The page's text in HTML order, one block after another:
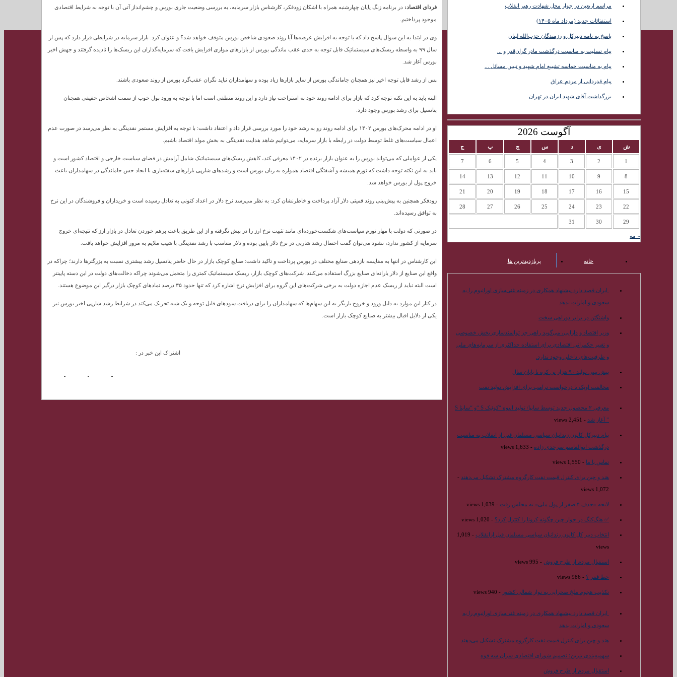
فردای اقتصاد: در برنامه زنگ پایان چهارشنبه همراه با اشکان زودفکر، کارشناس بازار سرمایه، به بررسی وضعیت جاری بورس و چشم‌انداز آتی آن با توجه به شرایط اقتصادی
موجود پرداختیم.
وی در ابتدا به این سوال پاسخ داد که با توجه به افزایش عرضه‌ها آیا روند صعودی شاخص بورس متوقف خواهد شد؟ و عنوان کرد: بازار سرمایه در شرایطی قرار دارد که پس از
سال ۹۹ به واسطه ریسک‌های سیستماتیک قابل توجه به حدی عقب ماندگی بورس از بازارهای موازی افزایش یافت که سرمایه‌گذاران این ریسک‌ها را نادیده گرفتند و جهش اخیر
بورس آغاز شد.
پس از رشد قابل توجه اخیر نیز همچنان جاماندگی بورس از سایر بازارها زیاد بوده و سهامداران نباید نگران عقب‌گرد بورس از روند صعودی باشند.
البته باید به این نکته توجه کرد که بازار برای ادامه روند خود به استراحت نیاز دارد و این روند منطقی است اما با توجه به ورود پول خوب از سمت اشخاص حقیقی همچنان
پتانسیل برای رشد بورس وجود دارد.
او در ادامه محرک‌های بورس ۱۴۰۲ برای ادامه روند رو به رشد خود را مورد بررسی قرار داد و اعتقاد داشت: با توجه به افزایش مستمر نقدینگی به نظر می‌رسد در صورت عدم
اعمال سیاست‌های غلط توسط دولت در رابطه با بازار سرمایه، می‌توانیم شاهد هدایت نقدینگی به بخش مولد اقتصاد باشیم.
یکی از عواملی که می‌تواند بورس را به عنوان بازار برنده در ۱۴۰۲ معرفی کند، کاهش ریسک‌های سیستماتیک شامل آرامش در فضای سیاست خارجی و اقتصاد کشور است و
باید به این نکته توجه داشت که تورم همیشه و آشفتگی اقتصاد همواره به زیان بورس است و رشدهای شارپی بازارهای سفته‌بازی با ایجاد حس جاماندگی در سهامداران باعث
خروج پول از بورس خواهد شد.
زودفکر همچنین به پیش‌بینی روند قمیتی دلار آزاد پرداخت و خاطرنشان کرد: به نظر می‌رسد نرخ دلار در اعداد کنونی به تعادل رسیده است و خریداران و فروشندگان در این نرخ
به توافق رسیده‌اند.
در صورتی که دولت با مهار تورم سیاست‌های شکست‌خورده‌ای مانند تثبیت نرخ ارز را در پیش نگرفته و از این طریق باعث برهم خوردن تعادل در بازار ارز که نتیجه‌ای خروج
سرمایه از کشور ندارد، نشود می‌توان گفت احتمال رشد شارپی در نرخ دلار پایین بوده و دلار متناسب با رشد نقدینگی با شیب ملایم به مرور افزایش خواهد یافت.
این کارشناس در انتها به مقایسه بازدهی صنایع مختلف در بورس پرداخت و تاکید داشت: صنایع کوچک بازار در حال حاضر پتانسیل رشد بیشتری نسبت به بزرگترها دارند؛ چراکه در
واقع این صنایع از دلار یارانه‌ای صنایع بزرگ استفاده می‌کنند. شرکت‌های کوچک بازار، ریسک سیستماتیک کمتری را متحمل می‌شوند چراکه دخالت‌های دولت در این دسته پایینتر
است البته نباید از ریسک عدم اجازه دولت به برخی شرکت‌های این گروه برای افزایش نرخ اشاره کرد که تنها حدود ۳۵ درصد نمادهای کوچک بازار درگیر این موضوع هستند.
در کنار این موارد به دلیل ورود و خروج بازیگر به این سهام‌ها که سهامداران را برای دریافت سودهای قابل توجه و یک شبه تحریک می‌کند در شرایط رشد شارپی اخیر بورس نیز
یکی از دلایل اقبال بیشتر به صنایع کوچک بازار است.
اشتراک این خبر در :
مراسم اربعین در جوار محل شهادت رهبر انقلاب
استفتائات جدید (مرداد ماه ۱۴۰۵)
پاسخ به نامه دبیرکل و رزمندگان حزب‌الله لبنان
پیام تسلیت به مناسبت درگذشت مادر گران‌قدر و ...
پیام به مناسبت حماسه تشییع امام شهید و تبیین مسائل ...
پیام قدردانی از مردم عراق
بزرگداشت آقای شهید ایران در تهران
آگوست 2026
ش ی د س چ پ ج
1
2
3
4
5
6
7
8
9
10
11
12
13
14
15
16
17
18
19
20
21
22
23
24
25
26
27
28
29
30
31
« مه
خانه پربازدیدترین ها
ایران قصد دارد پیشنهاد همکاری در زمینه غنی‌سازی اورانیوم را به
سعودی و امارات بدهد
واشنگتن در برابر دوراهی سخت
وزیر اقتصاد و دارایی، می‌گوید راهی جز توانمندسازی بخش خصوصی
و تغییر حکمرانی اقتصادی برای استفاده حداکثری از سرمایه‌های ملی
و ظرفیت‌های داخلی وجود ندارد.
پیش بینی تولید ۹۰ هزار تن کره تا پایان سال
مخالفت اوپک با درخواست ترامپ برای افزایش تولید نفت
معرفی ۲ محصول جدید توسط سایپا/ تولید انبوه “کوئیک S “و “ساینا S
” آغاز شد - 2,451 views
پیام دبیرکل کانون زندانیان سیاسی مسلمان قبل از انقلاب به مناسبت
درگذشت ابوالقاسم سرحدی زاده - 1,633 views
تماس با ما - 1,550 views
هند و چین برای کنترل قیمت نفت کارگروه مشترک تشکیل می‌دهند -
1,072 views
لایحه «حذف ۴ صفر از پول ملی» به مجلس رفت - 1,039 views
✅ هنگ‌کنگ در جوار چین چگونه کرونا را کنترل کرد؟ - 1,020 views
انتخاب دبیر کل کانون زندانیان سیاسی مسلمان قبل ازانقلاب
- 1,019
views
استقبال مردم از طرح فروش - 995 views
خط فقر ؟ - 986 views
تکذیب هجوم ملخ صحرایی به نوار شمالی کشور - 940 views
ایران قصد دارد پیشنهاد همکاری در زمینه غنی‌سازی اورانیوم را به
سعودی و امارات بدهد
هند و چین برای کنترل قیمت نفت کارگروه مشترک تشکیل می‌دهند
سهمیه‌بندی بنزین؛ تصمیم شورای اقتصادی سران سه قوه
استقبال مردم از طرح فروش